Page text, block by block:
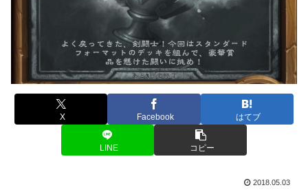
X Facebook はてブ
LINE コピー
2018.05.03